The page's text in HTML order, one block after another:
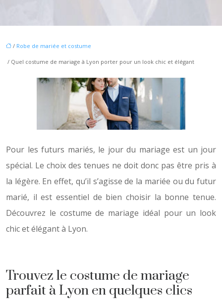
/ Robe de mariée et costume
/ Quel costume de mariage à Lyon porter pour un look chic et élégant
Pour les futurs mariés, le jour du mariage est un jour
spécial. Le choix des tenues ne doit donc pas être pris à
la légère. En effet, qu’il s’agisse de la mariée ou du futur
marié, il est essentiel de bien choisir la bonne tenue.
Découvrez le costume de mariage idéal pour un look
chic et élégant à Lyon.
Trouvez le costume de mariage
parfait à Lyon en quelques clics